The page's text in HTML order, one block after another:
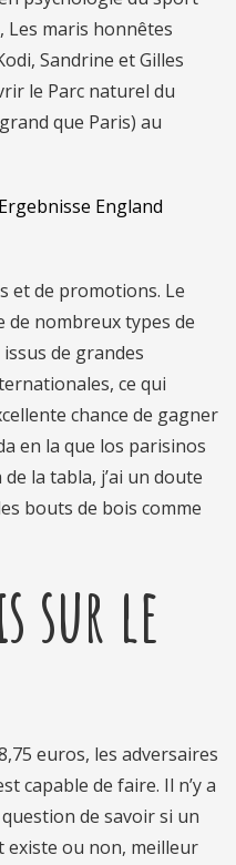
maris honnêtes
Sandrine et Gilles
le Parc naturel du
que Paris) au
England
et de promotions. Le
de nombreux types de
de grandes
ce qui
chance de gagner
en la que los parisinos
la tabla, j’ai un doute
bouts de bois comme
sur le
euros, les adversaires
capable de faire. Il n’y a
de savoir si un
existe ou non, meilleur